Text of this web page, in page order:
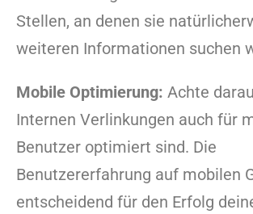
Stellen, an denen sie
weiteren Informationen suchen
Mobile Optimierung: Achte
Internen Verlinkungen auch für
Benutzer optimiert sind. Die
Benutzererfahrung auf mobilen
entscheidend für den Erfolg